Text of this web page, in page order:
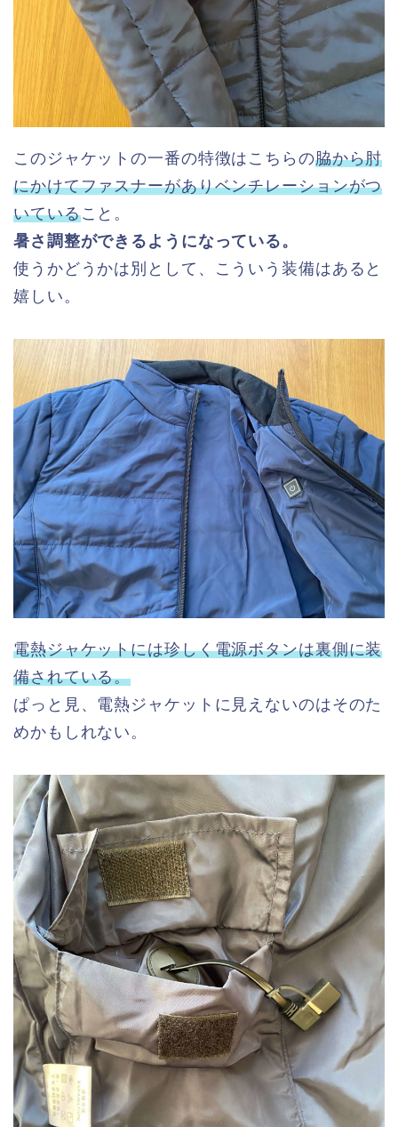
このジャケットの一番の特徴はこちらの脇から肘
にかけてファスナーがありベンチレーションがつ
いていること。
暑さ調整ができるようになっている。
使うかどうかは別として、こういう装備はあると
嬉しい。
電熱ジャケットには珍しく電源ボタンは裏側に装
備されている。
ぱっと見、電熱ジャケットに見えないのはそのた
めかもしれない。